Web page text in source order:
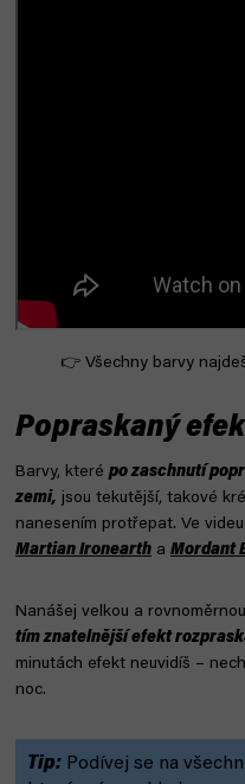
👉 Všechny barvy
Popraskaný
Barvy, které po zaschnutí
zemi, jsou tekutější, takové
nanesením protřepat. Ve
Martian Ironearth a Mordant
Nanášej velkou a
tím znatelnější efekt
minutách efekt neuvidíš –
noc.
Tip: Podívej se na